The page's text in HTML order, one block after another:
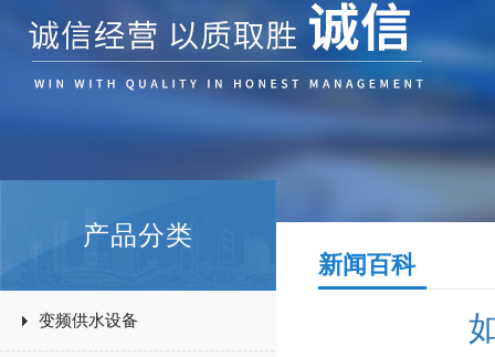
产品分类
变频供水设备
新闻百科